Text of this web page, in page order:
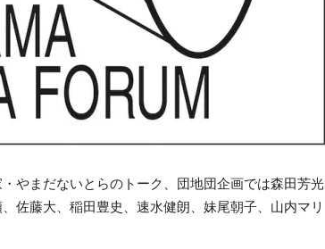
やまだないとらのトーク、団地団企画では森田芳光
佐藤大、稲田豊史、速水健朗、妹尾朝子、山内マリ